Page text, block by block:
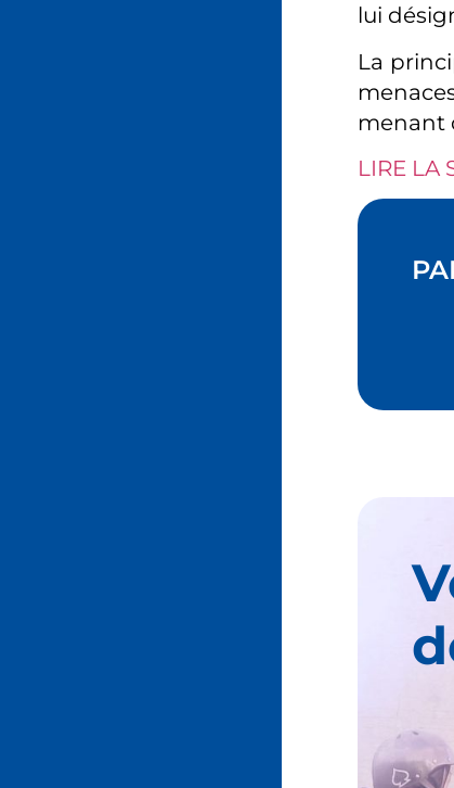
lui
La
menant
LIRE LA